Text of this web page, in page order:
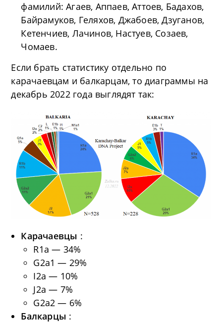
фамилий: Агаев, Аппаев, Аттоев, Бадахов,
Байрамуков, Геляхов, Джабоев, Дзуганов,
Кетенчиев, Лачинов, Настуев, Созаев,
Чомаев.
Если брать статистику отдельно по
карачаевцам и балкарцам, то диаграммы на
декабрь 2022 года выглядят так:
Карачаевцы :
R1a — 34%
G2a1 — 29%
I2a — 10%
J2a — 7%
G2a2 — 6%
Балкарцы :